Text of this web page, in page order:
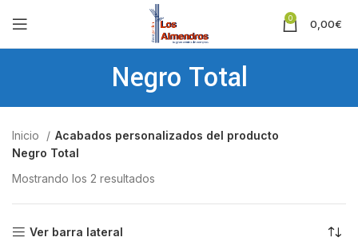
0 0,00€
Negro Total
Inicio
Acabados personalizados del producto
Negro Total
Mostrando los 2 resultados
Ver barra lateral